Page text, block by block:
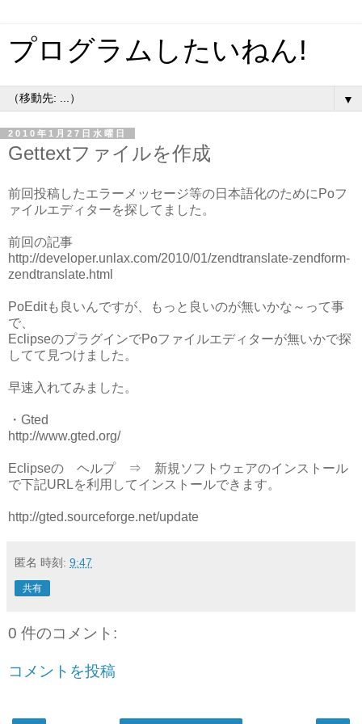
プログラムしたいねん!
▼
2010年1月27日水曜日
Gettextファイルを作成
前回投稿したエラーメッセージ等の日本語化のためにPoフ
ァイルエディターを探してました。
前回の記事
http://developer.unlax.com/2010/01/zendtranslate-zendform-
zendtranslate.html
PoEditも良いんですが、もっと良いのが無いかな～って事
で、
EclipseのプラグインでPoファイルエディターが無いかで探
してて見つけました。
早速入れてみました。
・Gted
http://www.gted.org/
Eclipseの ヘルプ ⇒ 新規ソフトウェアのインストール
で下記URLを利用してインストールできます。
http://gted.sourceforge.net/update
匿名 時刻: 9:47
共有
0 件のコメント:
コメントを投稿